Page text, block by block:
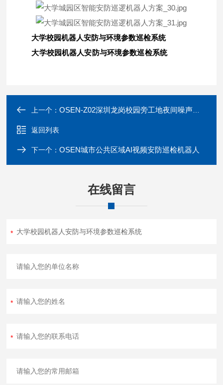
大学校园机器人安防与环境参数巡检系统
大学校园机器人安防与环境参数巡检系统
上一个：OSEN-Z02深圳龙岗校园旁工地夜间噪声超标监测终端
返回列表
下一个：OSEN城市公共区域AI视频安防巡检机器人
在线留言